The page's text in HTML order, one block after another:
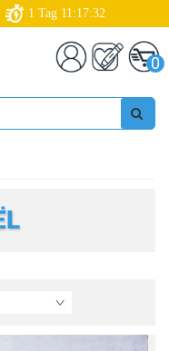
1 Tag 11:17:30
0